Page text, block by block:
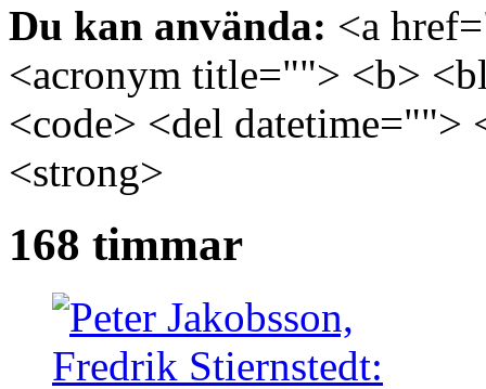
Du kan använda: <a
<acronym title=""> <b>
<code> <del
<strong>
168 timmar